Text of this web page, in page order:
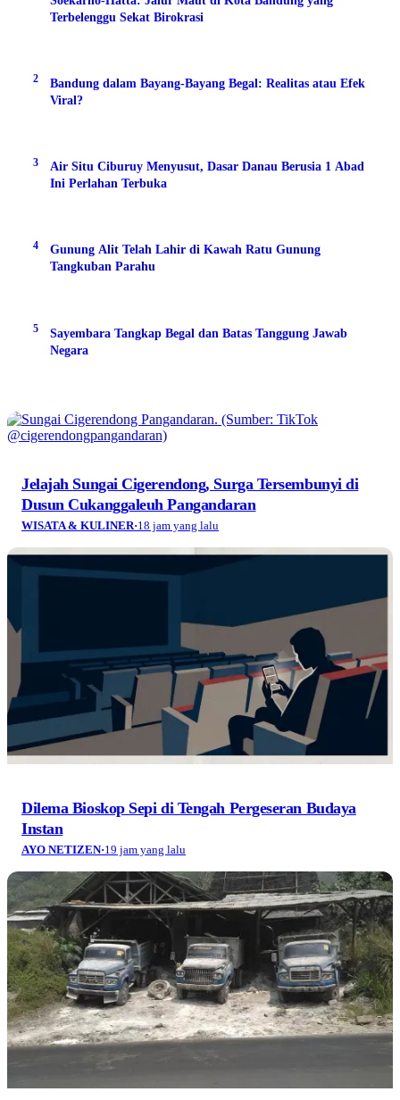
Terbelenggu Sekat Birokrasi
2
Bandung dalam Bayang-Bayang Begal: Realitas atau Efek
Viral?
3
Air Situ Ciburuy Menyusut, Dasar Danau Berusia 1 Abad
Ini Perlahan Terbuka
4
Gunung Alit Telah Lahir di Kawah Ratu Gunung
Tangkuban Parahu
5
Sayembara Tangkap Begal dan Batas Tanggung Jawab
Negara
Jelajah Sungai Cigerendong, Surga Tersembunyi di
Dusun Cukanggaleuh Pangandaran
WISATA & KULINER·18 jam yang lalu
Dilema Bioskop Sepi di Tengah Pergeseran Budaya
Instan
AYO NETIZEN·19 jam yang lalu